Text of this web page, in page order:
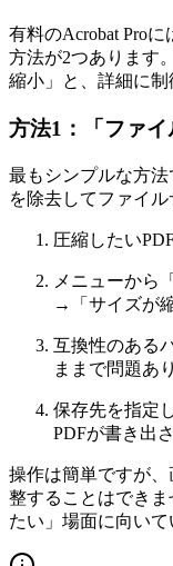
有料のAcrobat Pro
方法が2つあります
縮小」と、詳細に制
方法1：「ファイ
最もシンプルな方
を除去してファイル
圧縮したい
メニューから
→「サイズが
互換性のある
ままで問題あ
保存先を指定
PDFが書き出
操作は簡単ですが
整することはでき
たい」場面に向いて